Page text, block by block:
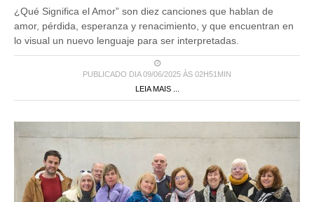
¿Qué Significa el Amor” son diez canciones que hablan de
amor, pérdida, esperanza y renacimiento, y que encuentran en
lo visual un nuevo lenguaje para ser interpretadas.
PUBLICADO DIA 09/06/2025 ÀS 02H51MIN
LEIA MAIS ...